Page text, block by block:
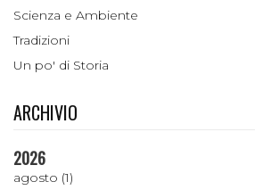
Scienza e Ambiente
Tradizioni
Un po' di Storia
ARCHIVIO
2026
agosto (1)